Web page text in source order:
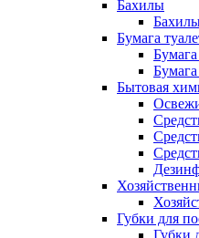
Бахилы
Бумага
Бумага
Бумага
Бытовая
Губки для
Губки